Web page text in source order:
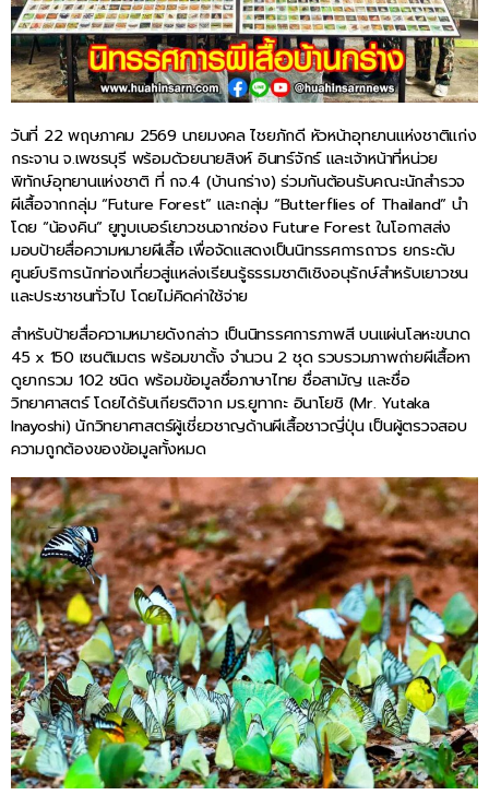
วันที่ 22 พฤษภาคม 2569 นายมงคล ไชยภักดี หัวหน้าอุทยานแห่งชาติแก่ง
กระจาน จ.เพชรบุรี พร้อมด้วยนายสิงห์ อินทร์จักร์ และเจ้าหน้าที่หน่วย
พิทักษ์อุทยานแห่งชาติ ที่ กจ.4 (บ้านกร่าง) ร่วมกันต้อนรับคณะนักสำรวจ
ผีเสื้อจากกลุ่ม “Future Forest” และกลุ่ม “Butterflies of Thailand” นำ
โดย “น้องคิน” ยูทูบเบอร์เยาวชนจากช่อง Future Forest ในโอกาสส่ง
มอบป้ายสื่อความหมายผีเสื้อ เพื่อจัดแสดงเป็นนิทรรศการถาวร ยกระดับ
ศูนย์บริการนักท่องเที่ยวสู่แหล่งเรียนรู้ธรรมชาติเชิงอนุรักษ์สำหรับเยาวชน
และประชาชนทั่วไป โดยไม่คิดค่าใช้จ่าย
สำหรับป้ายสื่อความหมายดังกล่าว เป็นนิทรรศการภาพสี บนแผ่นโลหะขนาด
45 x 150 เซนติเมตร พร้อมขาตั้ง จำนวน 2 ชุด รวบรวมภาพถ่ายผีเสื้อหา
ดูยากรวม 102 ชนิด พร้อมข้อมูลชื่อภาษาไทย ชื่อสามัญ และชื่อ
วิทยาศาสตร์ โดยได้รับเกียรติจาก มร.ยูทากะ อินาโยชิ (Mr. Yutaka
Inayoshi) นักวิทยาศาสตร์ผู้เชี่ยวชาญด้านผีเสื้อชาวญี่ปุ่น เป็นผู้ตรวจสอบ
ความถูกต้องของข้อมูลทั้งหมด